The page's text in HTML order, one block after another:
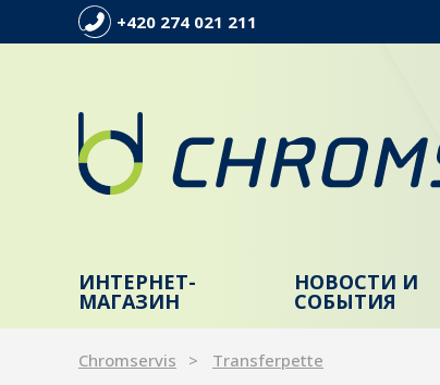
+420 274 021 211
ИНТЕРНЕТ-
МАГАЗИН
НОВОСТИ И
СОБЫТИЯ
Chromservis Transferpette